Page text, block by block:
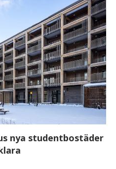
nya studentbostäder